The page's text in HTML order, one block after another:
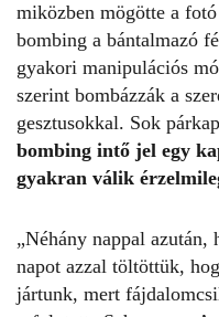
miközben mögötte a
bombing a bántalmazó
gyakori manipulációs
szerint bombázzák a
gesztusokkal. Sok
bombing intő jel egy
gyakran válik
„Néhány nappal azután,
napot azzal töltöttük,
jártunk, mert